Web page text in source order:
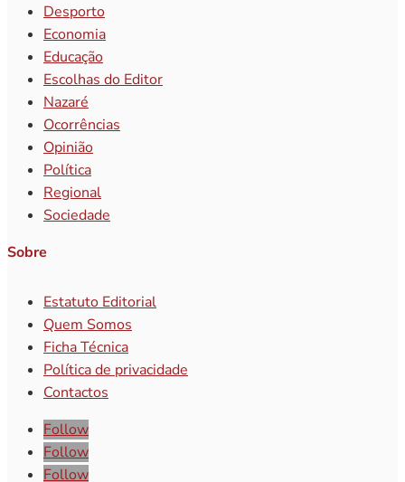
Desporto
Economia
Educação
Escolhas do Editor
Nazaré
Ocorrências
Opinião
Política
Regional
Sociedade
Sobre
Estatuto Editorial
Quem Somos
Ficha Técnica
Política de privacidade
Contactos
Follow
Follow
Follow